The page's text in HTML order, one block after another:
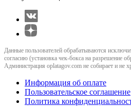
Данные пользователей обрабатываются
согласию (установка чек-бокса на разрешение
Администрация oplatagov.com не собирает и не
Информация об оплате
Пользовательское соглашение
Политика